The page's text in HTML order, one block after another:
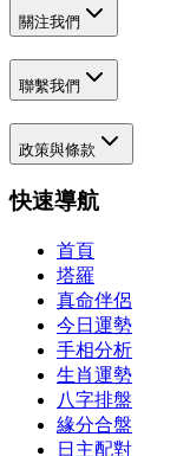
關注我們
聯繫我們
政策與條款
快速導航
首頁
塔羅
真命伴侶
今日運勢
手相分析
生肖運勢
八字排盤
緣分合盤
日主配對